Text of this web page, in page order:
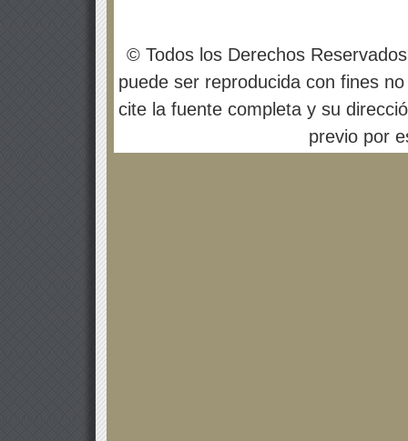
© Todos los Derechos
puede ser reproducida con fines
cite la fuente completa y su
previo por